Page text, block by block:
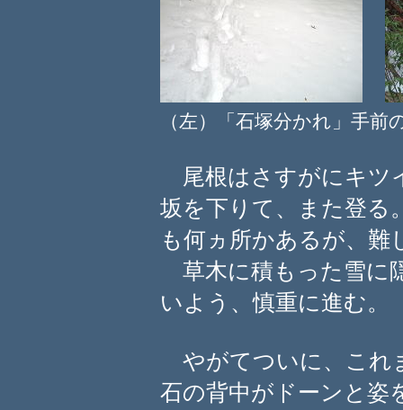
（左）「石塚分かれ」
尾根はさすがにキツ
坂を下りて、また登る
も何ヵ所かあるが、難
草木に積もった雪に
いよう、慎重に進む。
やがてついに、これ
石の背中がドーンと姿